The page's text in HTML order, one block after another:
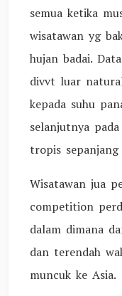
semua ketika
wisatawan yg
hujan badai.
divvt luar
kepada suhu
selanjutnya
tropis
Wisatawan jua
competition
dalam dimana
dan terendah
muncuk ke Asia.